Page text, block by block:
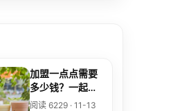
加盟一点点需要
多少钱？一起来
了解一下吧！
阅读 6229 · 11-13